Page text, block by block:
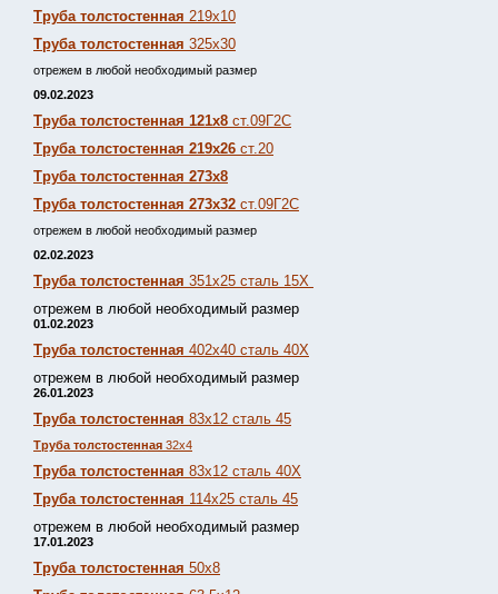
Труба толстостенная 219х10
Труба толстостенная 325х30
отрежем в любой необходимый размер
09.02.2023
Труба толстостенная 121х8 ст.09Г2С
Труба толстостенная 219х26 ст.20
Труба толстостенная 273х8
Труба толстостенная 273х32 ст.09Г2С
отрежем в любой необходимый размер
02.02.2023
Труба толстостенная 351х25 сталь 15Х
отрежем в любой необходимый размер
01.02.2023
Труба толстостенная 402х40 сталь 40Х
отрежем в любой необходимый размер
26.01.2023
Труба толстостенная 83х12 сталь 45
Труба толстостенная 32х4
Труба толстостенная 83х12 сталь 40Х
Труба толстостенная 114х25 сталь 45
отрежем в любой необходимый размер
17.01.2023
Труба толстостенная 50х8